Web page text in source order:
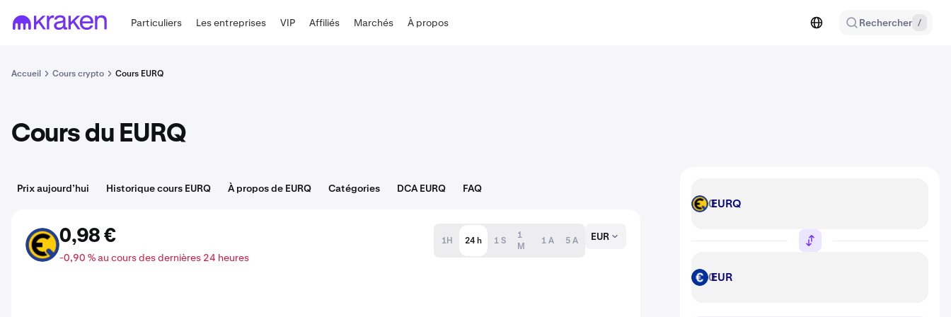
Particuliers Les entreprises VIP Affiliés Marchés À propos Rechercher /
Accueil Cours crypto Cours EURQ
Cours du EURQ
Prix aujourd’hui Historique cours EURQ À propos de EURQ Catégories DCA EURQ FAQ
EURQ 0,98 €
-0,90 % au cours des dernières 24 heures
1H 24 h 1 S
1
M
1 A 5 A EUR
EURQ EURQ
EUR EUR